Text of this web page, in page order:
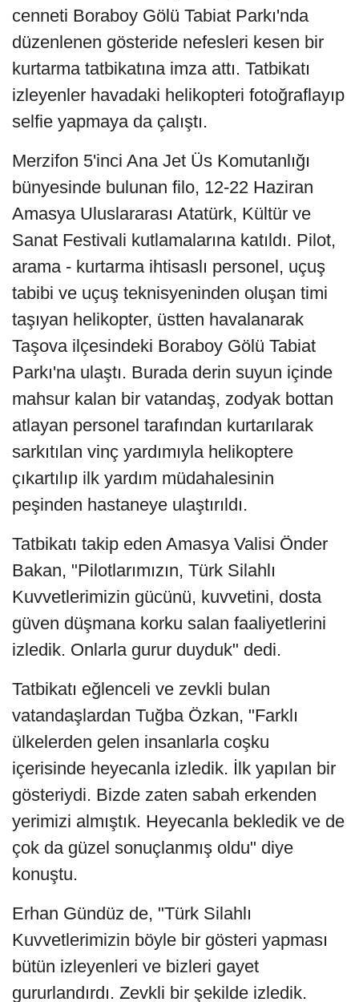
cenneti Boraboy Gölü Tabiat Parkı'nda
düzenlenen gösteride nefesleri kesen bir
kurtarma tatbikatına imza attı. Tatbikatı
izleyenler havadaki helikopteri fotoğraflayıp
selfie yapmaya da çalıştı.
Merzifon 5'inci Ana Jet Üs Komutanlığı
bünyesinde bulunan filo, 12-22 Haziran
Amasya Uluslararası Atatürk, Kültür ve
Sanat Festivali kutlamalarına katıldı. Pilot,
arama - kurtarma ihtisaslı personel, uçuş
tabibi ve uçuş teknisyeninden oluşan timi
taşıyan helikopter, üstten havalanarak
Taşova ilçesindeki Boraboy Gölü Tabiat
Parkı'na ulaştı. Burada derin suyun içinde
mahsur kalan bir vatandaş, zodyak bottan
atlayan personel tarafından kurtarılarak
sarkıtılan vinç yardımıyla helikoptere
çıkartılıp ilk yardım müdahalesinin
peşinden hastaneye ulaştırıldı.
Tatbikatı takip eden Amasya Valisi Önder
Bakan, "Pilotlarımızın, Türk Silahlı
Kuvvetlerimizin gücünü, kuvvetini, dosta
güven düşmana korku salan faaliyetlerini
izledik. Onlarla gurur duyduk" dedi.
Tatbikatı eğlenceli ve zevkli bulan
vatandaşlardan Tuğba Özkan, "Farklı
ülkelerden gelen insanlarla coşku
içerisinde heyecanla izledik. İlk yapılan bir
gösteriydi. Bizde zaten sabah erkenden
yerimizi almıştık. Heyecanla bekledik ve de
çok da güzel sonuçlanmış oldu" diye
konuştu.
Erhan Gündüz de, "Türk Silahlı
Kuvvetlerimizin böyle bir gösteri yapması
bütün izleyenleri ve bizleri gayet
gururlandırdı. Zevkli bir şekilde izledik.